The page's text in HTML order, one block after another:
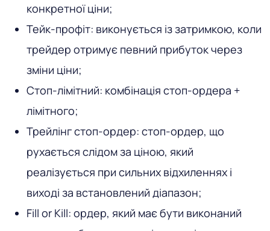
конкретної ціни;
Тейк-профіт: виконується із затримкою, коли
трейдер отримує певний прибуток через
зміни ціни;
Стоп-лімітний: комбінація стоп-ордера +
лімітного;
Трейлінг стоп-ордер: стоп-ордер, що
рухається слідом за ціною, який
реалізується при сильних відхиленнях і
виході за встановлений діапазон;
Fill or Kill: ордер, який має бути виконаний